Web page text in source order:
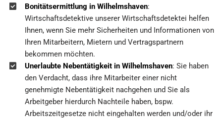
Bonitätsermittlung in Wilhelmshaven:
Wirtschaftsdetektive unserer Wirtschaftsdetektei helfen
Ihnen, wenn Sie mehr Sicherheiten und Informationen von
Ihren Mitarbeitern, Mietern und Vertragspartnern
bekommen möchten.
Unerlaubte Nebentätigkeit in Wilhelmshaven: Sie haben
den Verdacht, dass ihre Mitarbeiter einer nicht
genehmigte Nebentätigkeit nachgehen und Sie als
Arbeitgeber hierdurch Nachteile haben, bspw.
Arbeitszeitgesetze nicht eingehalten werden und/oder ihr